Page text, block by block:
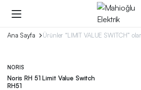
Ana Sayfa Ürünler “LIMIT VALUE SWITCH”
NORIS
Noris RH 51 Limit Value Switch
RH51